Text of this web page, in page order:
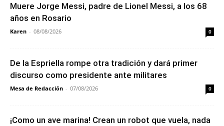
Muere Jorge Messi, padre de Lionel Messi, a los 68
años en Rosario
Karen - 08/08/2026 0
De la Espriella rompe otra tradición y dará primer
discurso como presidente ante militares
Mesa de Redacción - 07/08/2026 0
¡Como un ave marina! Crean un robot que vuela, nada